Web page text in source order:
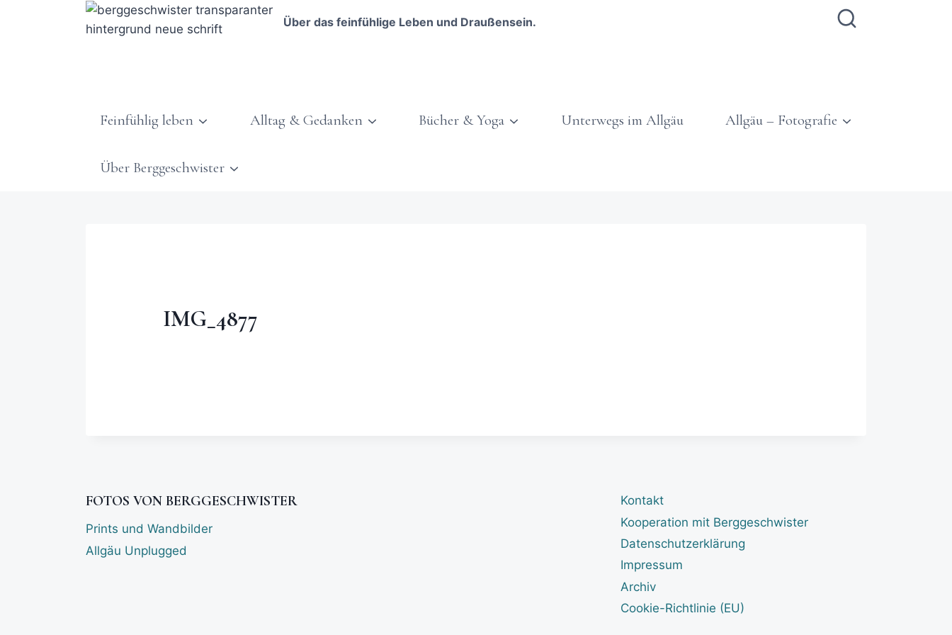
Über das feinfühlige Leben und Draußensein.
Feinfühlig leben Alltag & Gedanken Bücher & Yoga Unterwegs im Allgäu Allgäu – Fotografie
Über Berggeschwister
IMG_4877
FOTOS VON BERGGESCHWISTER
Prints und Wandbilder
Allgäu Unplugged
Kontakt
Kooperation mit Berggeschwister
Datenschutzerklärung
Impressum
Archiv
Cookie-Richtlinie (EU)